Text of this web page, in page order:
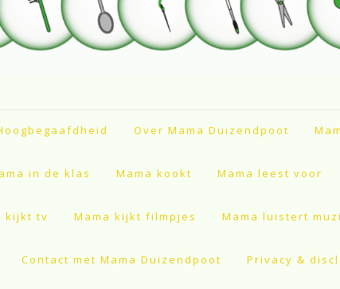
Over Mama Duizendpoot
in de klas Mama kookt Mama leest voor
kijkt tv Mama kijkt filmpjes Mama luistert
Contact met Mama Duizendpoot Privacy &